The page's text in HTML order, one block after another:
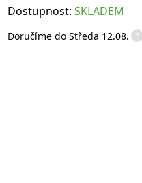
Dostupnost: SKLADEM
Doručíme do Středa 12.08. ?